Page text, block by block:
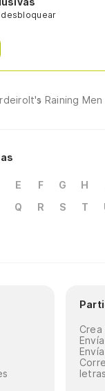
It's Raining Men
E F G H
Q R S T
letras